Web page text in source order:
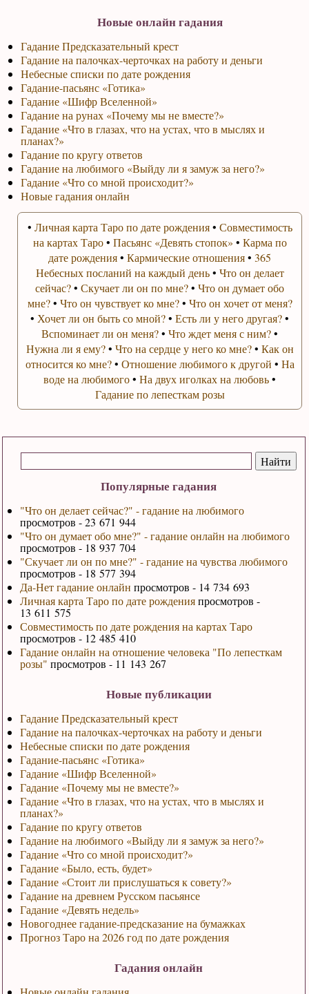
Популярные гадания
"Что он делает сейчас?" - гадание на любимого
просмотров - 23 671 944
"Что он думает обо мне?" - гадание онлайн на любимого
просмотров - 18 937 704
"Скучает ли он по мне?" - гадание на чувства любимого
просмотров - 18 577 394
Да-Нет гадание онлайн просмотров - 14 734 693
Личная карта Таро по дате рожденияпросмотров -
13 611 575
Совместимость по дате рождения на картах Таро
просмотров - 12 485 410
Гадание онлайн на отношение человека "По лепесткам
розы" просмотров - 11 143 267
Новые публикации
Гадание Предсказательный крест
Гадание на палочках-черточках на работу и деньги
Небесные списки по дате рождения
Гадание-пасьянс «Готика»
Гадание «Шифр Вселенной»
Гадание «Почему мы не вместе?»
Гадание «Что в глазах, что на устах, что в мыслях и
планах?»
Гадание по кругу ответов
Гадание на любимого «Выйду ли я замуж за него?»
Гадание «Что со мной происходит?»
Гадание «Было, есть, будет»
Гадание «Стоит ли прислушаться к совету?»
Гадание на древнем Русском пасьянсе
Гадание «Девять недель»
Новогоднее гадание-предсказание на бумажках
Прогноз Таро на 2026 год по дате рождения
Гадания онлайн
Новые онлайн гадания
Гадание Предсказательный крест
Гадание на палочках-черточках на работу и деньги
Небесные списки по дате рождения
Гадание-пасьянс «Готика»
Гадание «Шифр Вселенной»
Гадание на рунах «Почему мы не вместе?»
Гадание «Что в глазах, что на устах, что в мыслях и
планах?»
Гадание по кругу ответов
Гадание на любимого «Выйду ли я замуж за него?»
Гадание «Что со мной происходит?»
Новые гадания онлайн
• Личная карта Таро по дате рождения• Совместимость
на картах Таро• Пасьянс «Девять стопок» • Карма по
дате рождения•Кармические отношения•365
Небесных посланий на каждый день• Что он делает
сейчас?•Скучает ли он по мне?•Что он думает обо
мне?• Что он чувствует ко мне?• Что он хочет от меня?
• Хочет ли он быть со мной?•Есть ли у него другая?•
Вспоминает ли он меня?•Что ждет меня с ним?•
Нужна ли я ему?• Что на сердце у него ко мне?• Как он
относится ко мне?• Отношение любимого к другой • На
воде на любимого•На двух иголках на любовь•
Гадание по лепесткам розы